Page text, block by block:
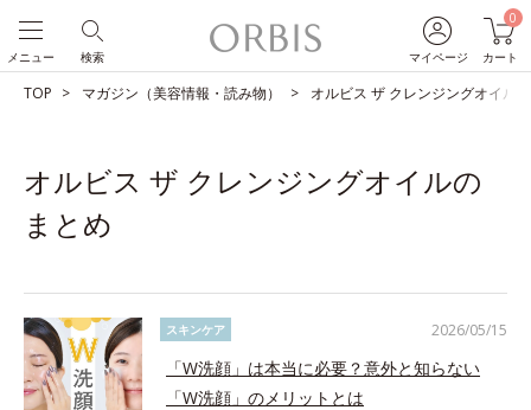
マイページ
0
カート
検索
メニュー
TOP マガジン（美容情報・読み物） オルビス ザ クレンジングオイル
オルビス ザ クレンジングオイルの
まとめ
2026/05/15
スキンケア
「W洗顔」は本当に必要？意外と知らない
「W洗顔」のメリットとは